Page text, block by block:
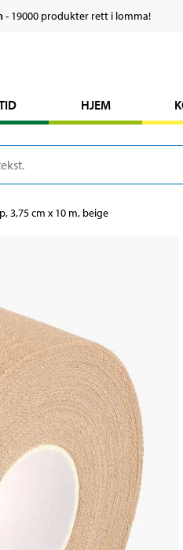
- 19000 produkter rett i lomma!
HJEM
3,75 cm x 10 m, beige